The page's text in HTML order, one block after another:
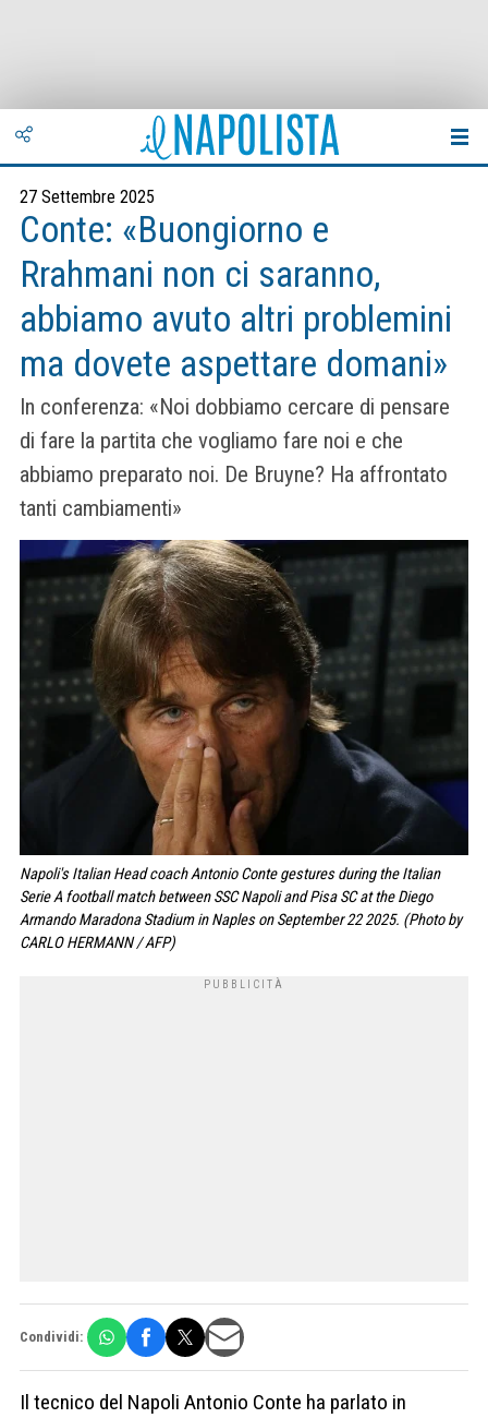
27 Settembre 2025
Conte: «Buongiorno e
Rrahmani non ci saranno,
abbiamo avuto altri problemini
ma dovete aspettare domani»
In conferenza: «Noi dobbiamo cercare di pensare
di fare la partita che vogliamo fare noi e che
abbiamo preparato noi. De Bruyne? Ha affrontato
tanti cambiamenti»
Napoli's Italian Head coach Antonio Conte gestures during the Italian
Serie A football match between SSC Napoli and Pisa SC at the Diego
Armando Maradona Stadium in Naples on September 22 2025. (Photo by
CARLO HERMANN / AFP)
Condividi:
Il tecnico del Napoli Antonio Conte ha parlato in